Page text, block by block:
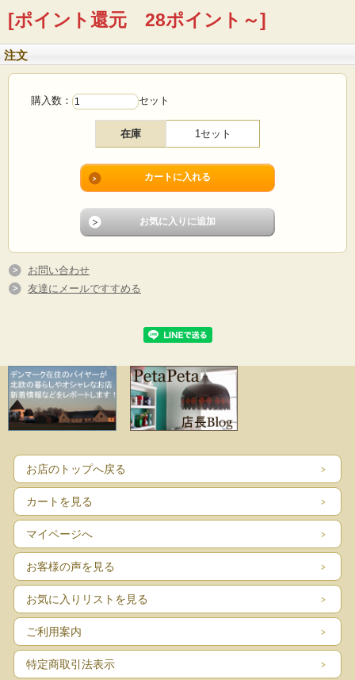
■サイズ ：Φ4.5cm、高さ6.5cm
■コンディション：使用感少なく、よいヴィンテージコンディションです。（箱は
[ポイント還元 28ポイント～]
注文
購入数： セット
在庫 1セット
お問い合わせ
友達にメールですすめる
お店のトップへ戻る
カートを見る
マイページへ
お客様の声を見る
お気に入りリストを見る
ご利用案内
特定商取引法表示